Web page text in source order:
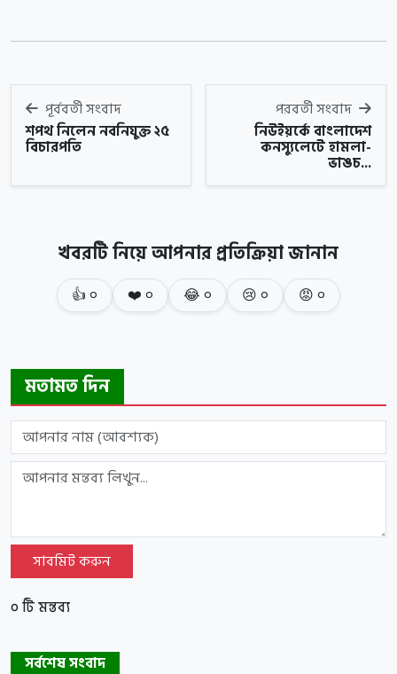
পূর্ববর্তী সংবাদ
শপথ নিলেন নবনিযুক্ত ২৫
বিচারপতি
পরবর্তী সংবাদ
নিউইয়র্কে বাংলাদেশ
কনস্যুলেটে হামলা-
ভাঙচ...
খবরটি নিয়ে আপনার প্রতিক্রিয়া জানান
👍০ ❤️০ 😂০ 😢০ 😡০
মতামত দিন
সাবমিট করুন
০ টি মন্তব্য
সর্বশেষ সংবাদ